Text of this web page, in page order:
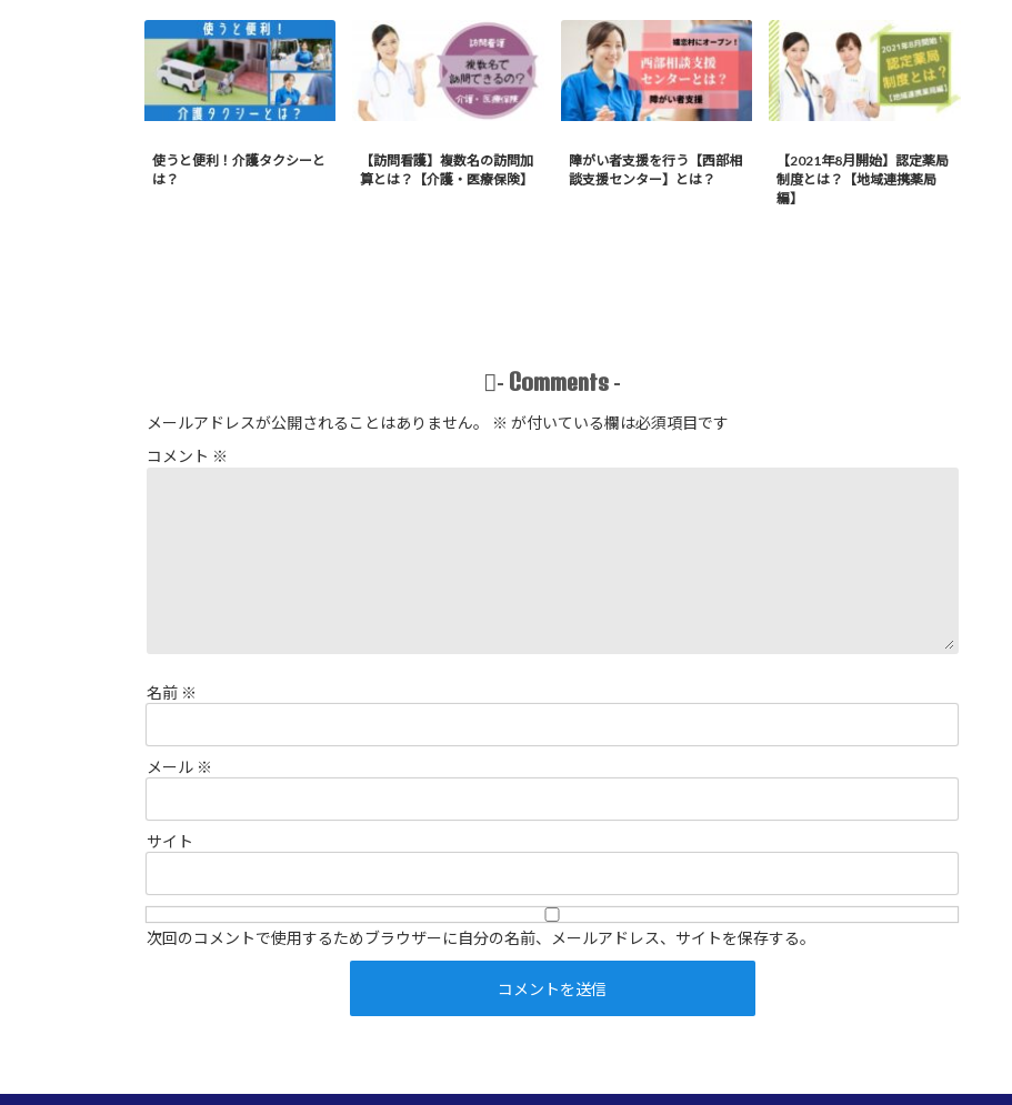
使うと便利！介護タクシーと
は？
【訪問看護】複数名の訪問加
算とは？【介護・医療保険】
障がい者支援を行う【西部相
談支援センター】とは？
【2021年8月開始】認定薬局
制度とは？【地域連携薬局
編】
- Comments -
メールアドレスが公開されることはありません。 ※ が付いている欄は必須項目です
コメント ※
名前 ※
メール ※
サイト
次回のコメントで使用するためブラウザーに自分の名前、メールアドレス、サイトを保存する。